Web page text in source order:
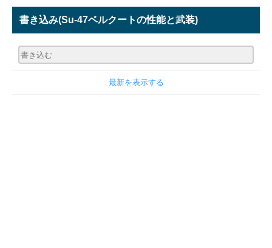
書き込み(Su-47ベルクートの性能と武装)
最新を表示する